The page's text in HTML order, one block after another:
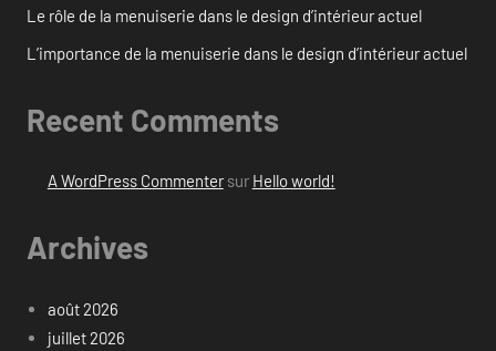
Le rôle de la menuiserie dans le design d’intérieur actuel
L’importance de la menuiserie dans le design d’intérieur actuel
Recent Comments
A WordPress Commentersur Hello world!
Archives
août 2026
juillet 2026